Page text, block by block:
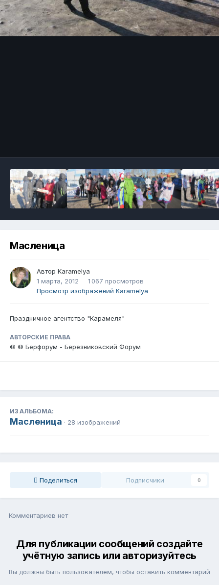
Масленица
Автор Karamelya
1 марта, 2012
1 067 просмотров
Просмотр изображений Karamelya
Праздничное агентство "Карамеля"
АВТОРСКИЕ ПРАВА
© © Берфорум - Березниковский Форум
ИЗ АЛЬБОМА:
Масленица · 28 изображений
Поделиться Подписчики 0
Комментариев нет
Для публикации сообщений создайте
учётную запись или авторизуйтесь
Вы должны быть пользователем, чтобы оставить комментарий